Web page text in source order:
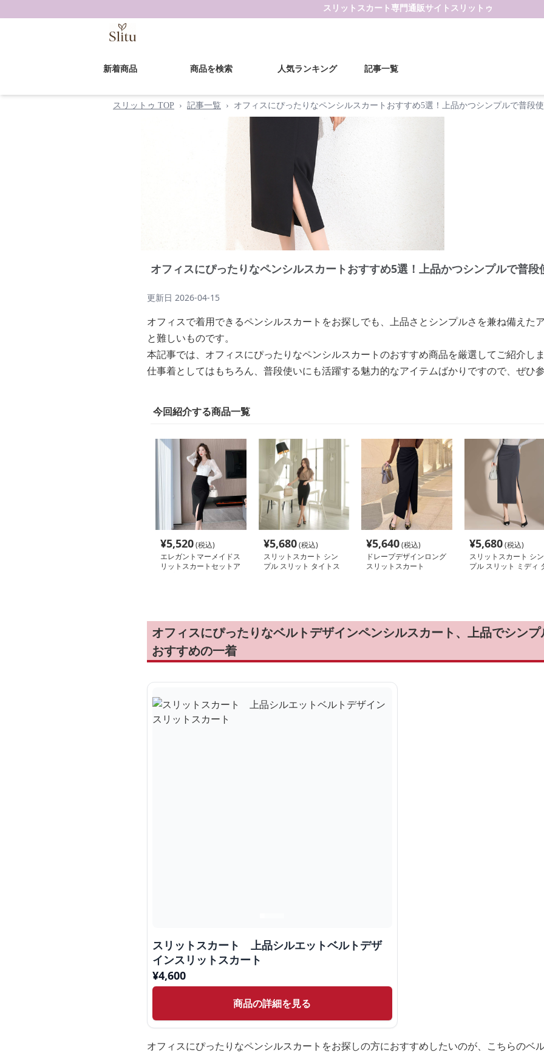
スリットスカート 専門通販サイト スリットゥ
新着商品 商品を検索 人気ランキング 記事一覧
スリットゥ TOP › 記事一覧 › オフィスにぴったりなペンシルスカートおすすめ5選！上品かつシンプルで普段
オフィスにぴったりなペンシルスカートおすすめ5選！上品かつシンプルで普
更新日 2026-04-15
オフィスで着用できるペンシルスカートをお探しでも、上品さとシンプルさを兼ね備えた
と難しいものです。
本記事では、オフィスにぴったりなペンシルスカートのおすすめ商品を厳選してご紹介しま
仕事着としてはもちろん、普段使いにも活躍する魅力的なアイテムばかりですので、ぜひ
今回紹介する商品一覧
¥5,520(税込)
エレガントマーメイドス
リットスカートセットア
¥5,680(税込)
スリットスカート シン
プル スリット タイトス
¥5,640(税込)
ドレープデザインロング
スリットスカート
¥5,680(税込)
スリットスカート シン
プル スリット ミディ
オフィスにぴったりなベルトデザインペンシルスカート、上品でシン
おすすめの一着
スリットスカート 上品シルエットベルトデザ
インスリットスカート
¥4,600
商品の詳細を見る
オフィスにぴったりなペンシルスカートをお探しの方におすすめしたいのが、こちらのベ